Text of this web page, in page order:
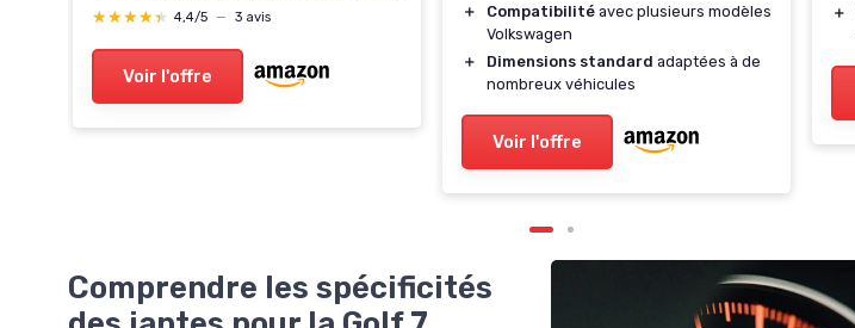
★★★★★
★★★★★ 4,4/5 — 3 avis
Voir l'offre
＋
Compatibilité avec plusieurs modèles
Volkswagen
＋
Dimensions standard adaptées à de
nombreux véhicules
Voir l'offre
＋
Comprendre les spécificités